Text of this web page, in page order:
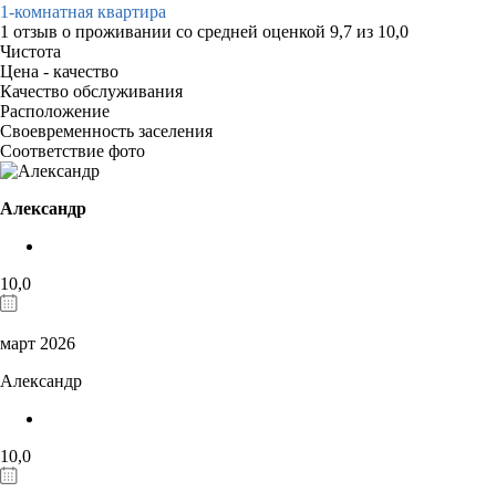
1-комнатная квартира
1 отзыв о проживании со средней оценкой 9,7 из 10,0
Чистота
Цена - качество
Качество обслуживания
Расположение
Своевременность заселения
Соответствие фото
Александр
10,0
март 2026
Александр
10,0